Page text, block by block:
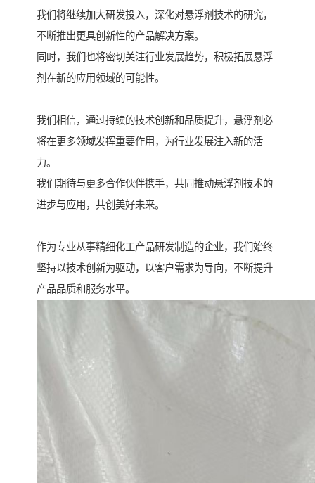
我们将继续加大研发投入，深化对悬浮剂技术的研究，
不断推出更具创新性的产品解决方案。
同时，我们也将密切关注行业发展趋势，积极拓展悬浮
剂在新的应用领域的可能性。
我们相信，通过持续的技术创新和品质提升，悬浮剂必
将在更多领域发挥重要作用，为行业发展注入新的活
力。
我们期待与更多合作伙伴携手，共同推动悬浮剂技术的
进步与应用，共创美好未来。
作为专业从事精细化工产品研发制造的企业，我们始终
坚持以技术创新为驱动，以客户需求为导向，不断提升
产品品质和服务水平。